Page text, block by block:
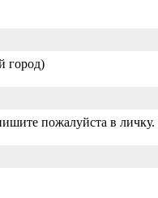
город)
пожалуйста в личку.